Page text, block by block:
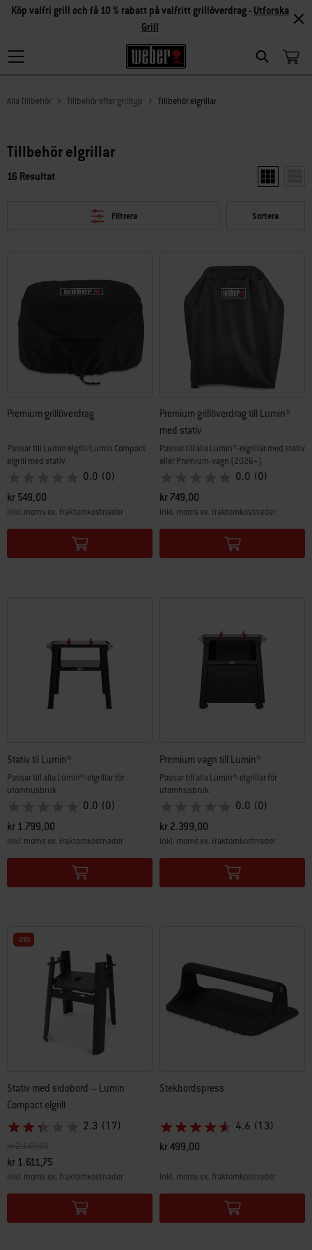
Search
Köp valfri grill och få 10 % rabatt på valfritt grillöverdrag - Utforska
Grill
Alla Tillbehör Tillbehör efter grilltyp Tillbehör elgrillar
Tillbehör elgrillar
16 Resultat Visa två
Filtrera Sortera
Premium grillöverdrag
Passar till Lumin elgrill/Lumin Compact
elgrill med stativ
0.0 (0)
kr 549,00
inkl. moms ex. fraktomkostnader
Color Options
Premium grillöverdrag till Lumin®
med stativ
Passar till alla Lumin®-elgrillar med stativ
eller Premium-vagn (2026+)
0.0 (0)
kr 749,00
inkl. moms ex. fraktomkostnader
Color Options
Stativ til Lumin®
Passar till alla Lumin®-elgrillar för
utomhusbruk
0.0 (0)
kr 1.799,00
inkl. moms ex. fraktomkostnader
Color Options
Premium vagn till Lumin®
Passar till alla Lumin®-elgrillar för
utomhusbruk
0.0 (0)
kr 2.399,00
inkl. moms ex. fraktomkostnader
Color Options
-25%
Stativ med sidobord – Lumin
Compact elgrill
2.3 (17)
Pris reducerat från
kr 2.149,00till
kr 1.611,75
inkl. moms ex. fraktomkostnader
Color Options
Stekbordspress
4.6 (13)
kr 499,00
inkl. moms ex. fraktomkostnader
Color Options